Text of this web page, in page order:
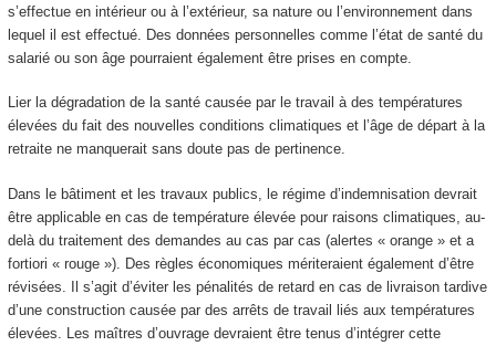
s’effectue en intérieur ou à l’extérieur, sa nature ou l’environnement dans
lequel il est effectué. Des données personnelles comme l’état de santé du
salarié ou son âge pourraient également être prises en compte.
Lier la dégradation de la santé causée par le travail à des températures
élevées du fait des nouvelles conditions climatiques et l’âge de départ à la
retraite ne manquerait sans doute pas de pertinence.
Dans le bâtiment et les travaux publics, le régime d’indemnisation devrait
être applicable en cas de température élevée pour raisons climatiques, au-
delà du traitement des demandes au cas par cas (alertes « orange » et a
fortiori « rouge »). Des règles économiques mériteraient également d’être
révisées. Il s’agit d’éviter les pénalités de retard en cas de livraison tardive
d’une construction causée par des arrêts de travail liés aux températures
élevées. Les maîtres d’ouvrage devraient être tenus d’intégrer cette